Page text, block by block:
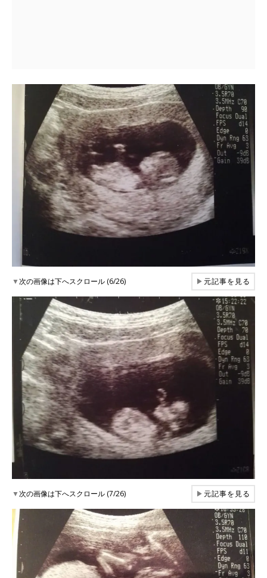
▼次の画像は下へスクロール (6/26) ▶元記事を見る
▼次の画像は下へスクロール (7/26) ▶元記事を見る